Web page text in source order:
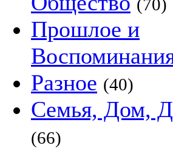
(70)
Прошлое и
Разное (40)
Семья, Дом,
(66)